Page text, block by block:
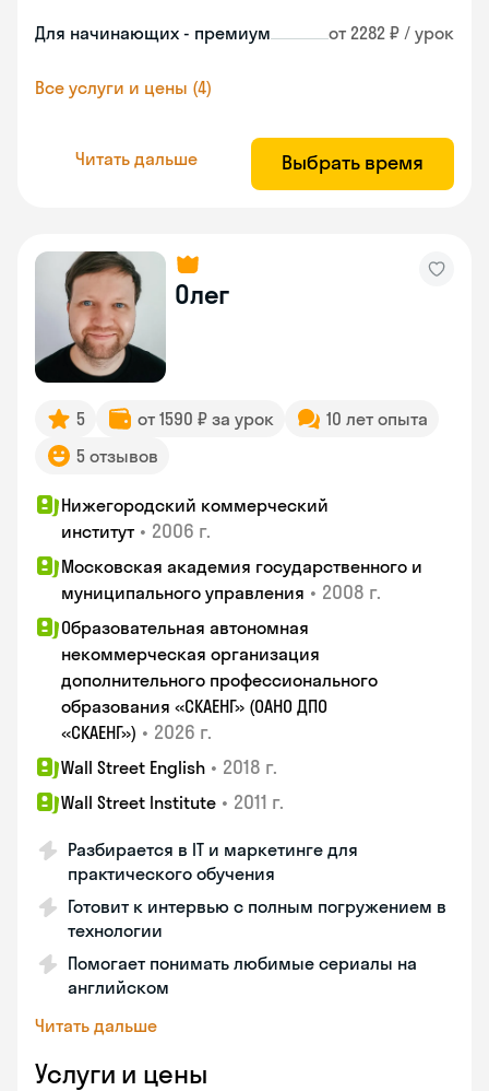
Для начинающих - премиум от 2282 ₽ / урок
Все услуги и цены (4)
Читать дальше Выбрать время
Олег
5 от 1590 ₽ за урок
10 лет опыта
5 отзывов
Нижегородский коммерческий
институт • 2006 г.
Московская академия государственного и
муниципального управления • 2008 г.
Образовательная автономная
некоммерческая организация
дополнительного профессионального
образования «СКАЕНГ» (ОАНО ДПО
«СКАЕНГ») • 2026 г.
Wall Street English • 2018 г.
Wall Street Institute • 2011 г.
Разбирается в IT и маркетинге для
практического обучения
Готовит к интервью с полным погружением в
технологии
Помогает понимать любимые сериалы на
английском
Читать дальше
Услуги и цены